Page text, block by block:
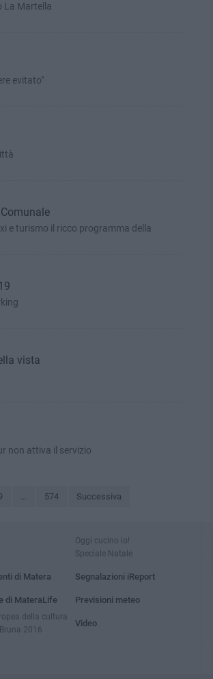
La Martella
evitato"
e turismo il ricco programma della
vista
non attiva il servizio
... 574 Successiva
di Matera
di MateraLife
della cultura
2016
Oggi cucino io!
Speciale Natale
Segnalazioni iReport
Previsioni meteo
Video